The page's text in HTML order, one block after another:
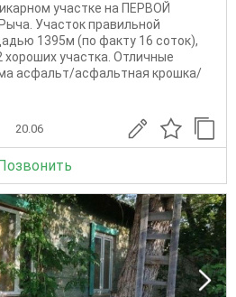
участке на ПЕРВОЙ
Участок правильной
1395м (по факту 16 соток),
участка. Отличные
асфальт/асфальтная крошка/
20.06
Позвонить